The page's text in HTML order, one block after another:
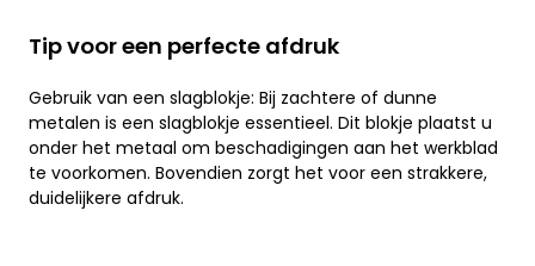
Tip voor een perfecte afdruk
Gebruik van een slagblokje: Bij zachtere of dunne
metalen is een slagblokje essentieel. Dit blokje plaatst u
onder het metaal om beschadigingen aan het werkblad
te voorkomen. Bovendien zorgt het voor een strakkere,
duidelijkere afdruk.